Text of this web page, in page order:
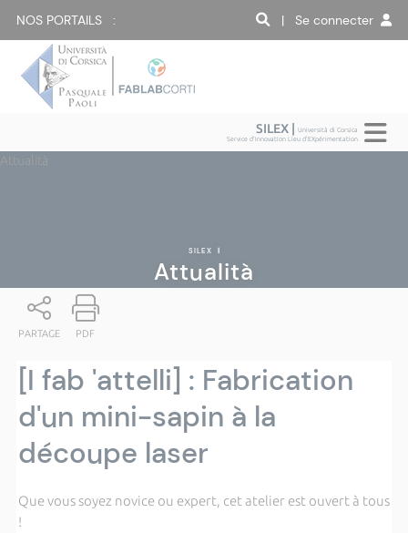
NOS PORTAILS : | Se connecter
SILEX |Università di Corsica
Service d'Innovation Lieu d'EXpérimentation
Attualità
SILEX |
Attualità
PARTAGE PDF
[I fab 'attelli] : Fabrication
d'un mini-sapin à la
découpe laser
Que vous soyez novice ou expert, cet atelier est ouvert à tous
!